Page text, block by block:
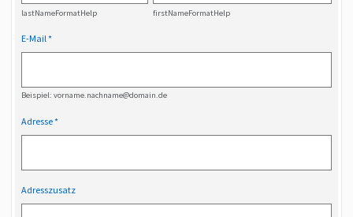
lastNameFormatHelp firstNameFormatHelp
E-Mail
Beispiel: vorname.nachname@domain.de
Adresse
Adresszusatz